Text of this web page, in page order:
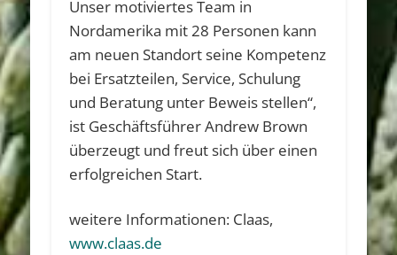
Unser motiviertes Team in
Nordamerika mit 28 Personen kann
am neuen Standort seine Kompetenz
bei Ersatzteilen, Service, Schulung
und Beratung unter Beweis stellen“,
ist Geschäftsführer Andrew Brown
überzeugt und freut sich über einen
erfolgreichen Start.
weitere Informationen: Claas,
www.claas.de